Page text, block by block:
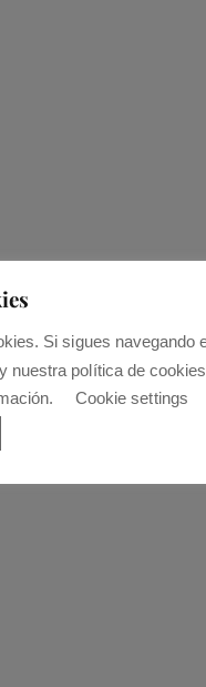
Si sigues navegando
nuestra política de
Cookie settings